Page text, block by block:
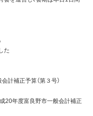
た
補正予算（第３号）
20年度富良野市一般会計補正